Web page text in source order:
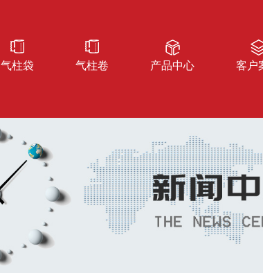
气柱袋 气柱卷 产品中心 客户